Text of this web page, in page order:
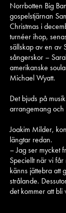
Norrbotten Big
gospelstjärnan
Christmas i
turnéer ihop,
sällskap av en av
sångerskor –
amerikanske
Michael Wyatt.
Det bjuds på
arrangemang och
Joakim Milder,
längtar redan.
– Jag ser mycket
Speciellt när vi
känns jättebra att
strålande.
det kommer att bli